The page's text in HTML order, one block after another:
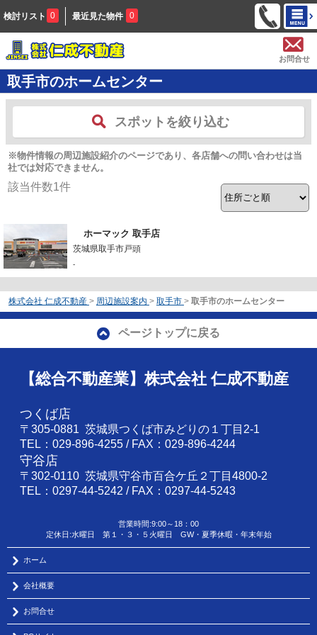
検討リスト 0 最近見た物件 0
お問合せ
取手市のホームセンター
スポットを絞り込む
※物件情報の周辺施設紹介のページであり、各店舗への問い合わせは当
社では対応できません。
該当件数1件
ホーマック 取手店
茨城県取手市戸頭
-
株式会社 仁成不動産 > 周辺施設案内 > 取手市 > 取手市のホームセンター
ページトップに戻る
【総合不動産業】株式会社 仁成不動産
つくば店
〒305-0881 茨城県つくば市みどりの１丁目2-1
TEL：029-896-4255 / FAX：029-896-4244
守谷店
〒302-0110 茨城県守谷市百合ケ丘２丁目4800-2
TEL：0297-44-5242 / FAX：0297-44-5243
営業時間:9:00～18：00
定休日:水曜日 第１・３・５火曜日 GW・夏季休暇・年末年始
ホーム
会社概要
お問合せ